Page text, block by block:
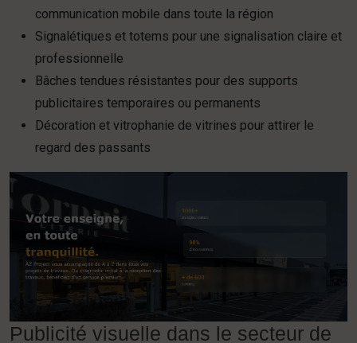
communication mobile dans toute la région
Signalétiques et totems pour une signalisation claire et
professionnelle
Bâches tendues résistantes pour des supports
publicitaires temporaires ou permanents
Décoration et vitrophanie de vitrines pour attirer le
regard des passants
Publicité visuelle dans le secteur de